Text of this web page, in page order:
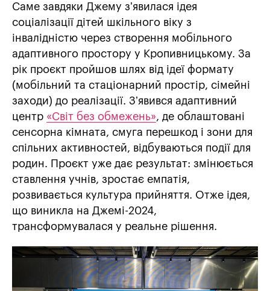
Cаме завдяки Джему зʼявилася ідея
соціалізації дітей шкільного віку з
інвалідністю через створення мобільного
адаптивного простору у Кропивницькому. За
рік проєкт пройшов шлях від ідеї формату
(мобільний та стаціонарний простір, сімейні
заходи) до реалізації. Зʼявився адаптивний
центр «Світ без обмежень», де облаштовані
сенсорна кімната, смуга перешкод і зони для
спільних активностей, відбуваються події для
родин. Проєкт уже дає результат: змінюється
ставлення учнів, зростає емпатія,
розвивається культура прийняття. Отже ідея,
що виникла на Джемі-2024,
трансформувалася у реальне рішення.